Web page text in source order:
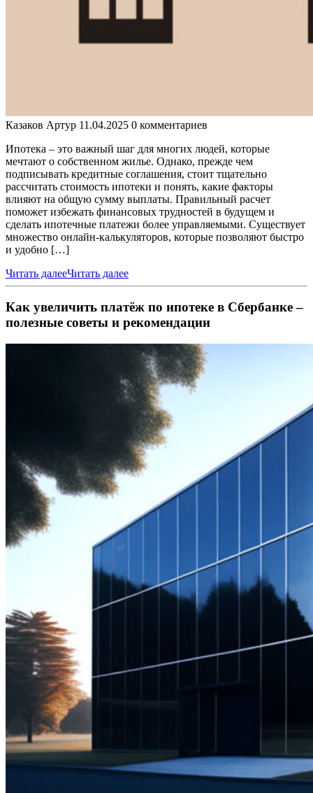
Казаков Артур 11.04.2025 0 комментариев
Ипотека – это важный шаг для многих людей, которые
мечтают о собственном жилье. Однако, прежде чем
подписывать кредитные соглашения, стоит тщательно
рассчитать стоимость ипотеки и понять, какие факторы
влияют на общую сумму выплаты. Правильный расчет
поможет избежать финансовых трудностей в будущем и
сделать ипотечные платежи более управляемыми. Существует
множество онлайн-калькуляторов, которые позволяют быстро
и удобно […]
Читать далееЧитать далее
Как увеличить платёж по ипотеке в Сбербанке –
полезные советы и рекомендации